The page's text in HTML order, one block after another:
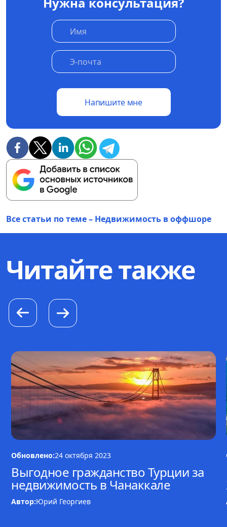
Напишите мне
Все статьи по теме – Недвижимость в оффшоре
Читайте также
Обновлено:24 октября 2023
Выгодное гражданство Турции за
недвижимость в Чанаккале
Автор:Юрий Георгиев